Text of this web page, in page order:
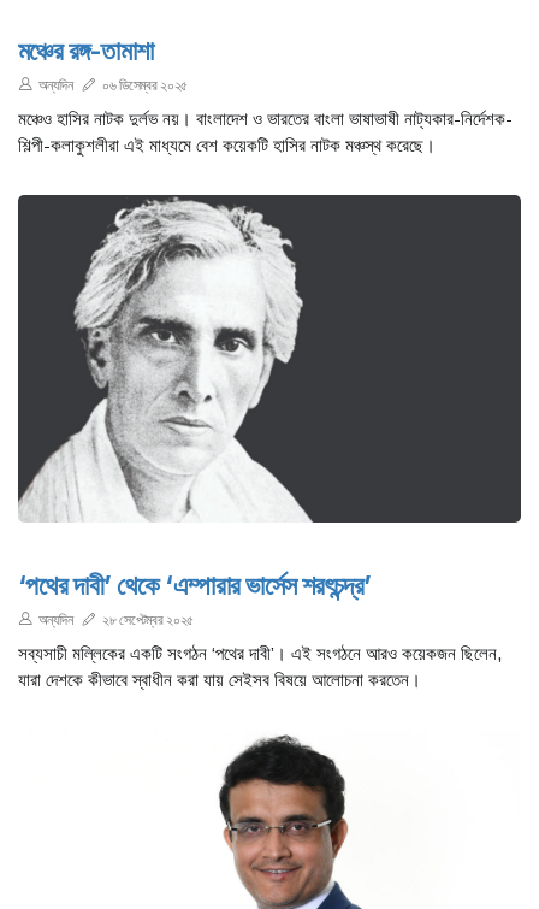
মঞ্চের রঙ্গ-তামাশা
অন্যদিন ০৬ ডিসেম্বর ২০২৫
মঞ্চেও হাসির নাটক দুর্লভ নয়। বাংলাদেশ ও ভারতের বাংলা ভাষাভাষী নাট্যকার-নির্দেশক-
শিল্পী-কলাকুশলীরা এই মাধ্যমে বেশ কয়েকটি হাসির নাটক মঞ্চস্থ করেছে।
‘পথের দাবী’ থেকে ‘এম্পারার ভার্সেস শরৎচন্দ্র’
অন্যদিন ২৮ সেপ্টেম্বর ২০২৫
সব্যসাচী মল্লিকের একটি সংগঠন ‘পথের দাবী’। এই সংগঠনে আরও কয়েকজন ছিলেন,
যারা দেশকে কীভাবে স্বাধীন করা যায় সেইসব বিষয়ে আলোচনা করতেন।